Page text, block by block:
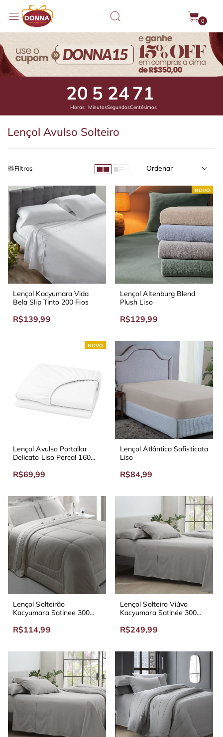
0
20
Horas
5
Minutos
24
Segundos
6
Centésimos
Lençol Avulso Solteiro
Filtros Ordenar
Lençol Kacyumara Vida
Bela Slip Tinto 200 Fios
R$139,99
NOVO
Lençol Altenburg Blend
Plush Liso
R$129,99
NOVO
Lençol Avulso Portallar
Delicato Liso Percal 160
R$69,99
Lençol Atlântica Sofisticata
Liso
R$84,99
Lençol Solteirão
Kacyumara Satinee 300
R$114,99
Lençol Solteiro Viúvo
Kacyumara Satinée 300
R$249,99